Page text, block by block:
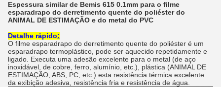
Espessura similar de Bemis 615 0.1mm para o filme
esparadrapo do derretimento quente do poliéster do
ANIMAL DE ESTIMAÇÃO e do metal do PVC
Detalhe rápido:
O filme esparadrapo do derretimento quente do poliéster é um
esparadrapo termoplástico, pode ser aquecido repetidamente e
ligado. Executa uma adesão excelente para o metal (de aço
inoxidável, de cobre, ferro, alumínio, etc.), plástica (ANIMAL DE
ESTIMAÇÃO, ABS, PC, etc.) esta resistência térmica excelente
da exibição adesiva, resistência fria e resistência de água.